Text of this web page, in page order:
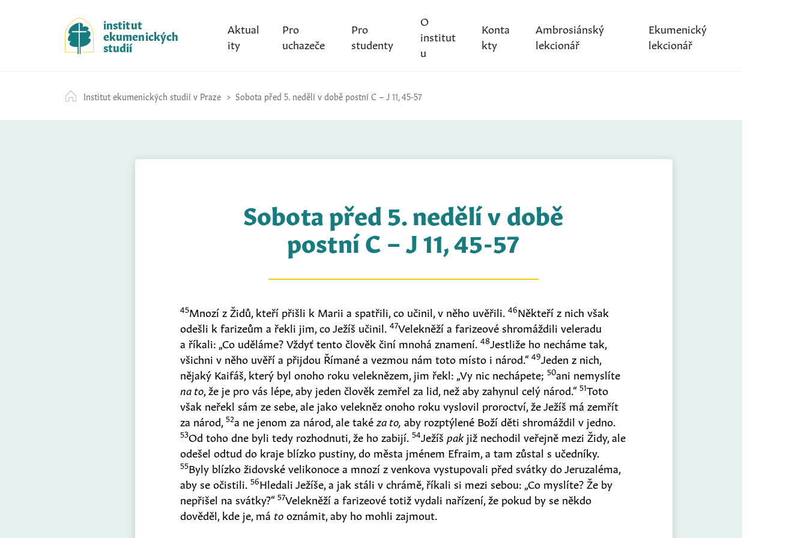
k
i
p
t
c
o
institut
ekumenických
studií
Aktual
ity
Pro
uchazeče
Pro
studenty
O
institut
u
Konta
kty
Ambrosiánský
lekcionář
Ekumenický
lekcionář
Institut ekumenických studií v Praze Sobota před 5. nedělí v době postní C – J 11, 45-57
Sobota před 5. nedělí v době
postní C – J 11, 45-57
45Mnozí z Židů, kteří přišli k Marii a spatřili, co učinil, v něho uvěřili.46Někteří z nich však
odešli k farizeům a řekli jim, co Ježíš učinil.47Velekněží a farizeové shromáždili veleradu
a říkali: „Co uděláme? Vždyť tento člověk činí mnohá znamení.48Jestliže ho necháme tak,
všichni v něho uvěří a přijdou Římané a vezmou nám toto místo i národ.“49Jeden z nich,
nějaký Kaifáš, který byl onoho roku veleknězem, jim řekl: „Vy nic nechápete;50ani nemyslíte
na to, že je pro vás lépe, aby jeden člověk zemřel za lid, než aby zahynul celý národ.“51Toto
však neřekl sám ze sebe, ale jako velekněz onoho roku vyslovil proroctví, že Ježíš má zemřít
za národ,52a ne jenom za národ, ale také za to, aby rozptýlené Boží děti shromáždil v jedno.
53Od toho dne byli tedy rozhodnuti, že ho zabijí.54Ježíš pakjiž nechodil veřejně mezi Židy, ale
odešel odtud do kraje blízko pustiny, do města jménem Efraim, a tam zůstal s učedníky.
55Byly blízko židovské velikonoce a mnozí z venkova vystupovali před svátky do Jeruzaléma,
aby se očistili.56Hledali Ježíše, a jak stáli v chrámě, říkali si mezi sebou: „Co myslíte? Že by
nepřišel na svátky?“57Velekněží a farizeové totiž vydali nařízení, že pokud by se někdo
dověděl, kde je, má tooznámit, aby ho mohli zajmout.